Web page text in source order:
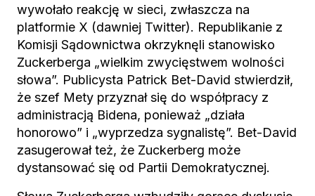
wywołało reakcję w sieci, zwłaszcza na
platformie X (dawniej Twitter). Republikanie z
Komisji Sądownictwa okrzyknęli stanowisko
Zuckerberga „wielkim zwycięstwem wolności
słowa”. Publicysta Patrick Bet-David stwierdził,
że szef Mety przyznał się do współpracy z
administracją Bidena, ponieważ „działa
honorowo” i „wyprzedza sygnalistę”. Bet-David
zasugerował też, że Zuckerberg może
dystansować się od Partii Demokratycznej.